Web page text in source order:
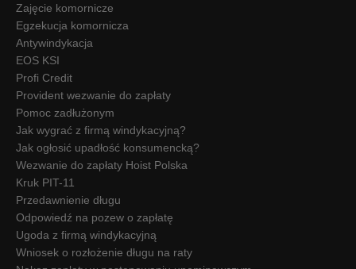
Zajęcie komornicze
Egzekucja komornicza
Antywindykacja
EOS KSI
Profi Credit
Provident wezwanie do zapłaty
Pomoc zadłużonym
Jak wygrać z firmą windykacyjną?
Jak ogłosić upadłość konsumencką?
Wezwanie do zapłaty Hoist Polska
Kruk PIT-11
Przedawnienie długu
Odpowiedź na pozew o zapłatę
Ugoda z firmą windykacyjną
Wniosek o rozłożenie długu na raty